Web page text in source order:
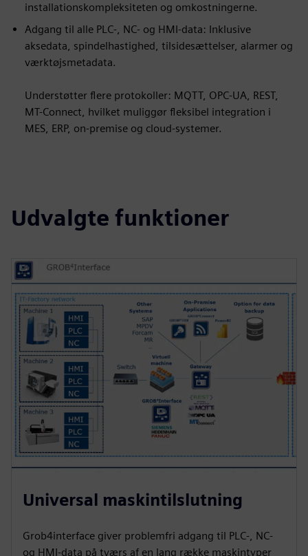
installationskompleksiteten og omkostningerne.
Adgang til alle PLC-, NC- og HMI-data: Inklusive
aksedata, spindelhastighed, tilsidesættelser, alarmer og
værktøjsmetadata.
Understøtter flere protokoller: MQTT, OPC-UA, REST,
MT-Connect, hvilket muliggør fleksibel integration i
MES, ERP, on-premise og cloud-systemer.
Udvalgte funktioner
Universal maskintilslutning
Grob4interface giver problemfri adgang til PLC-, NC-
og HMI-data på tværs af en lang række maskintyper